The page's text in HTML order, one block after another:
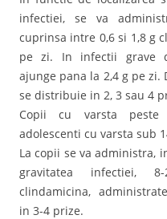
infectiei, se va
cuprinsa intre 0,6 si 1,8 g
pe zi. In infectii grave
ajunge pana la 2,4 g pe zi.
se distribuie in 2, 3 sau 4
Copii cu varsta
adolescenti cu varsta sub
La copii se va administra,
gravitatea infectiei,
clindamicina,
in 3-4 prize.